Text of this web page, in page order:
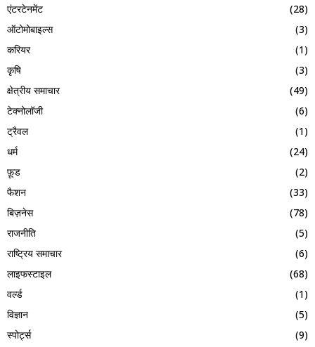
एंटरटेनमेंट
(28)
ऑटोमोबाइल्स
(3)
करियर
(1)
कृषि
(3)
क्षेत्रीय समाचार
(49)
टेक्नोलॉजी
(6)
ट्रैवल
(1)
धर्म
(24)
फ़ूड
(2)
फैशन
(33)
बिज़नेस
(78)
राजनीति
(5)
राष्ट्रिय समाचार
(6)
लाइफस्टाइल
(68)
वर्ल्ड
(1)
विज्ञान
(5)
स्पोर्ट्स
(9)